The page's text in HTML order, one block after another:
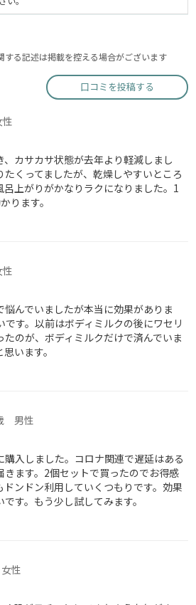
る記述は掲載を控える場合がございます
口コミを投稿する
カサカサ状態が去年より軽減しまし
くってましたが、乾燥しやすいところ
上がりがかなりラクになりました。1
ります。
んでいましたが本当に効果がありま
す。以前はボディミルクの後にワセリ
のが、ボディミルクだけで済んでいま
います。
男性
購入しました。コロナ関連で遅延はある
きます。2個セットで買ったのでお得感
ンドン利用していくつもりです。効果
す。もう少し試してみます。
性